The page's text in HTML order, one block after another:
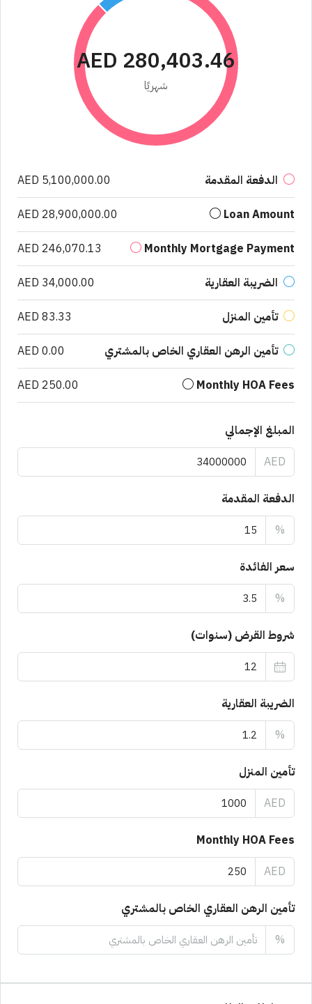
AED 280,403.46
شهريًا
الدفعة المقدمة AED 5,100,000.00
Loan Amount
AED 28,900,000.00
Monthly Mortgage Payment
AED 246,070.13
الضريبة العقارية AED 34,000.00
تأمين المنزل AED 83.33
تأمين الرهن العقاري الخاص بالمشتري AED 0.00
Monthly HOA Fees
AED 250.00
المبلغ الإجمالي
AED
الدفعة المقدمة
%
سعر الفائدة
%
شروط القرض (سنوات)
الضريبة العقارية
%
تأمين المنزل
AED
Monthly HOA Fees
AED
تأمين الرهن العقاري الخاص بالمشتري
%